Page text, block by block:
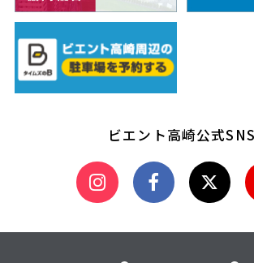
ビエント高崎公式SNS